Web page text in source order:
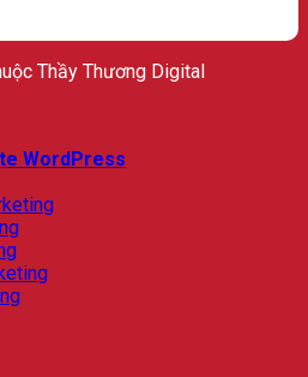
Thầy Thương Digital
WordPress